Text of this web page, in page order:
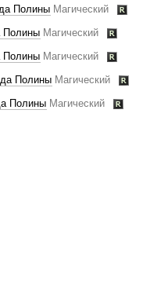
Полины Магический
Полины Магический
Полины Магический
Полины Магический
Полины Магический